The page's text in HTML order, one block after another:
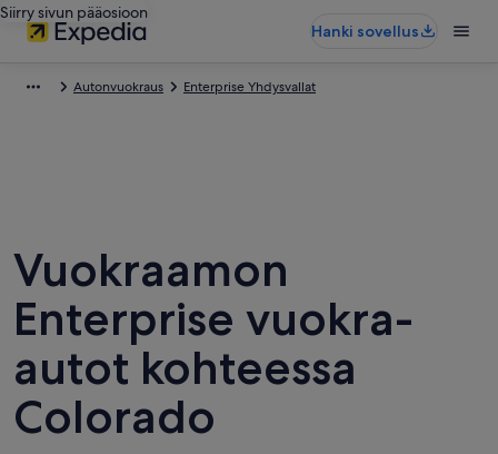
Siirry sivun pääosioon
Hanki sovellus
Autonvuokraus Enterprise Yhdysvallat
Vuokraamon
Enterprise vuokra-
autot kohteessa
Colorado